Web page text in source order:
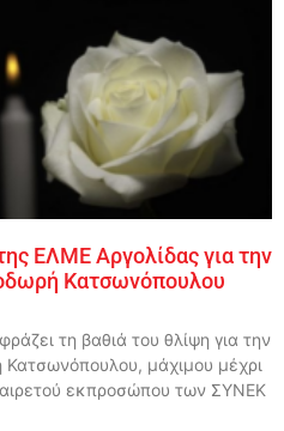
ΕΛΜΕ Αργολίδας για την
Κατσωνόπουλου
τη βαθιά του θλίψη για την
μάχιμου μέχρι
αιρετού εκπροσώπου των ΣΥΝΕΚ